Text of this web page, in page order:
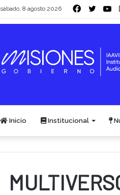
sábado, 8 agosto 2026 Facebook
Inicio Institucional